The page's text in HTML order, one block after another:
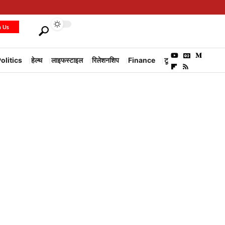
Us
हेल्थ लाइफस्टाइल रिलेशनशिप Finance टूरिज्म